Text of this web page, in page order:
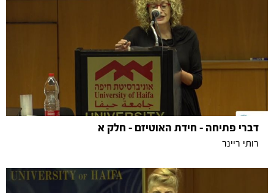
דברי פתיחה - חידת האוטיזם - חלק א
רותי ריינר